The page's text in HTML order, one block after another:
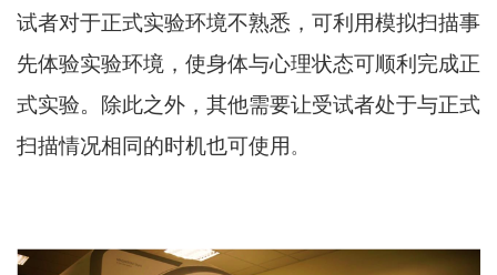
试者对于正式实验环境不熟悉，可利用模拟扫描事
先体验实验环境，使身体与心理状态可顺利完成正
式实验。除此之外，其他需要让受试者处于与正式
扫描情况相同的时机也可使用 。